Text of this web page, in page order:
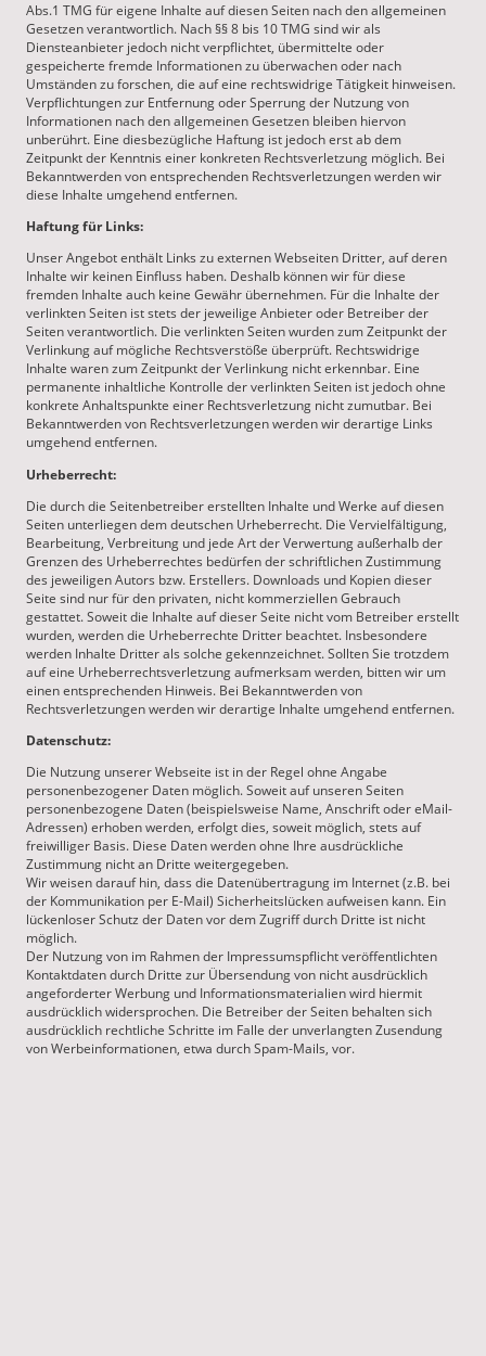
Abs.1 TMG für eigene Inhalte auf diesen Seiten nach den allgemeinen
Gesetzen verantwortlich. Nach §§ 8 bis 10 TMG sind wir als
Diensteanbieter jedoch nicht verpflichtet, übermittelte oder
gespeicherte fremde Informationen zu überwachen oder nach
Umständen zu forschen, die auf eine rechtswidrige Tätigkeit hinweisen.
Verpflichtungen zur Entfernung oder Sperrung der Nutzung von
Informationen nach den allgemeinen Gesetzen bleiben hiervon
unberührt. Eine diesbezügliche Haftung ist jedoch erst ab dem
Zeitpunkt der Kenntnis einer konkreten Rechtsverletzung möglich. Bei
Bekanntwerden von entsprechenden Rechtsverletzungen werden wir
diese Inhalte umgehend entfernen.
Haftung für Links:
Unser Angebot enthält Links zu externen Webseiten Dritter, auf deren
Inhalte wir keinen Einfluss haben. Deshalb können wir für diese
fremden Inhalte auch keine Gewähr übernehmen. Für die Inhalte der
verlinkten Seiten ist stets der jeweilige Anbieter oder Betreiber der
Seiten verantwortlich. Die verlinkten Seiten wurden zum Zeitpunkt der
Verlinkung auf mögliche Rechtsverstöße überprüft. Rechtswidrige
Inhalte waren zum Zeitpunkt der Verlinkung nicht erkennbar. Eine
permanente inhaltliche Kontrolle der verlinkten Seiten ist jedoch ohne
konkrete Anhaltspunkte einer Rechtsverletzung nicht zumutbar. Bei
Bekanntwerden von Rechtsverletzungen werden wir derartige Links
umgehend entfernen.
Urheberrecht:
Die durch die Seitenbetreiber erstellten Inhalte und Werke auf diesen
Seiten unterliegen dem deutschen Urheberrecht. Die Vervielfältigung,
Bearbeitung, Verbreitung und jede Art der Verwertung außerhalb der
Grenzen des Urheberrechtes bedürfen der schriftlichen Zustimmung
des jeweiligen Autors bzw. Erstellers. Downloads und Kopien dieser
Seite sind nur für den privaten, nicht kommerziellen Gebrauch
gestattet. Soweit die Inhalte auf dieser Seite nicht vom Betreiber erstellt
wurden, werden die Urheberrechte Dritter beachtet. Insbesondere
werden Inhalte Dritter als solche gekennzeichnet. Sollten Sie trotzdem
auf eine Urheberrechtsverletzung aufmerksam werden, bitten wir um
einen entsprechenden Hinweis. Bei Bekanntwerden von
Rechtsverletzungen werden wir derartige Inhalte umgehend entfernen.
Datenschutz:
Die Nutzung unserer Webseite ist in der Regel ohne Angabe
personenbezogener Daten möglich. Soweit auf unseren Seiten
personenbezogene Daten (beispielsweise Name, Anschrift oder eMail-
Adressen) erhoben werden, erfolgt dies, soweit möglich, stets auf
freiwilliger Basis. Diese Daten werden ohne Ihre ausdrückliche
Zustimmung nicht an Dritte weitergegeben.
Wir weisen darauf hin, dass die Datenübertragung im Internet (z.B. bei
der Kommunikation per E-Mail) Sicherheitslücken aufweisen kann. Ein
lückenloser Schutz der Daten vor dem Zugriff durch Dritte ist nicht
möglich.
Der Nutzung von im Rahmen der Impressumspflicht veröffentlichten
Kontaktdaten durch Dritte zur Übersendung von nicht ausdrücklich
angeforderter Werbung und Informationsmaterialien wird hiermit
ausdrücklich widersprochen. Die Betreiber der Seiten behalten sich
ausdrücklich rechtliche Schritte im Falle der unverlangten Zusendung
von Werbeinformationen, etwa durch Spam-Mails, vor.